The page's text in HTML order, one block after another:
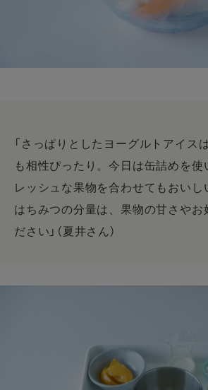
「さっぱりとしたヨーグルトアイス
も相性ぴったり。今日は缶詰めを使
レッシュな果物を合わせてもおいし
はちみつの分量は、果物の甘さやお
ださい」（夏井さん）